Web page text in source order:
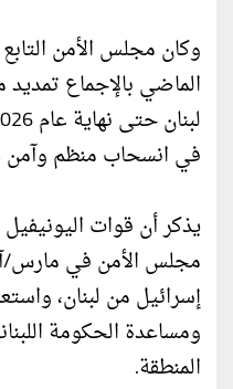
وكان مجلس الأمن
الماضي بالإجماع
في انسحاب منظم
يذكر أن قوات
إسرائيل من لبنان،
ومساعدة الحكومة
المنطقة.